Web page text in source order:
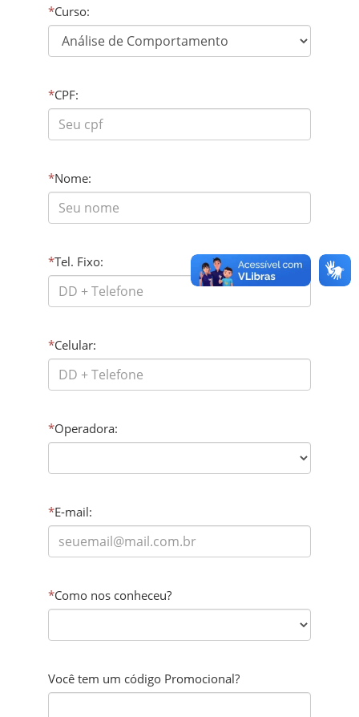
*Curso:
*CPF:
*Nome:
*Tel. Fixo:
*Celular:
*Operadora:
*E-mail:
*Como nos conheceu?
Você tem um código Promocional?